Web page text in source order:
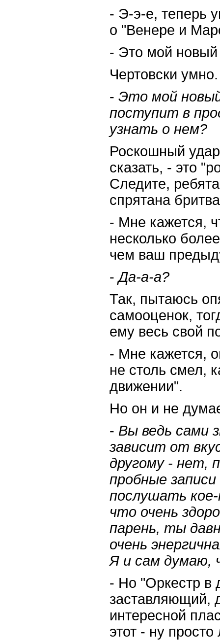
- Э-э-е, теперь
о "Венере и
- Это мой
Чертовски умно.
- Это мой
поступит в
узнать о нем?
Роскошный
сказать, - это
Следите,
спрятана
- Мне кажется,
несколько
чем ваш
-Да-а-а?
Так, пытаюсь
самооценок,
ему весь свой
- Мне кажется,
не столь смел,
движении".
Но он и не
- Вы ведь сами
зависит от
другому - нет,
пробные
послушать кое-
что очень
парень, ты
очень
Я и сам думаю,
- Но "Оркестр в
заставляющий,
интересной
этот - ну